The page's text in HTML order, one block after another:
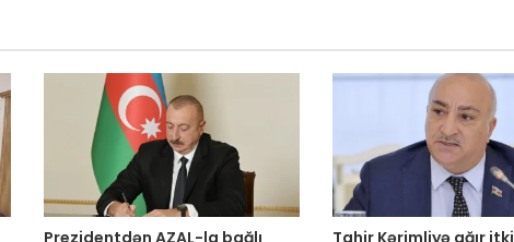
Prezidentdən AZAL-la bağlı Tahir Kərimliyə ağır itki